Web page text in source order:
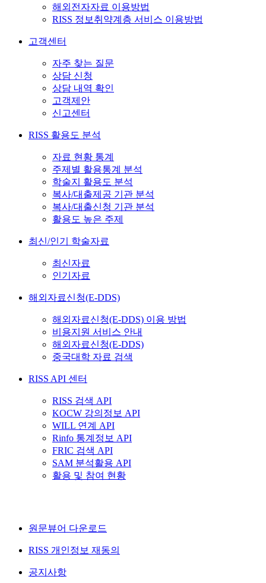
해외전자자료 이용방법
RISS 정보취약계층 서비스 이용방법
고객센터
자주 찾는 질문
상담 신청
상담 내역 확인
고객제안
신고센터
RISS 활용도 분석
자료 현황 통계
주제별 활용통계 분석
학술지 활용도 분석
복사/대출제공 기관 분석
복사/대출신청 기관 분석
활용도 높은 주제
최신/인기 학술자료
최신자료
인기자료
해외자료신청(E-DDS)
해외자료신청(E-DDS) 이용 방법
비용지원 서비스 안내
해외자료신청(E-DDS)
중국대학 자료 검색
RISS API 센터
RISS 검색 API
KOCW 강의정보 API
WILL 연계 API
Rinfo 통계정보 API
FRIC 검색 API
SAM 분석활용 API
활용 및 참여 현황
원문뷰어 다운로드
RISS 개인정보 재동의
공지사항